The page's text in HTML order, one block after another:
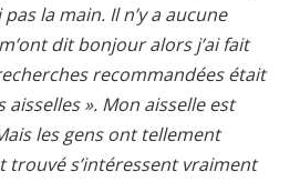
la main. Il n’y a aucune
dit bonjour alors j’ai fait
recommandées était
aisselles ». Mon aisselle est
les gens ont tellement
trouvé s’intéressent vraiment